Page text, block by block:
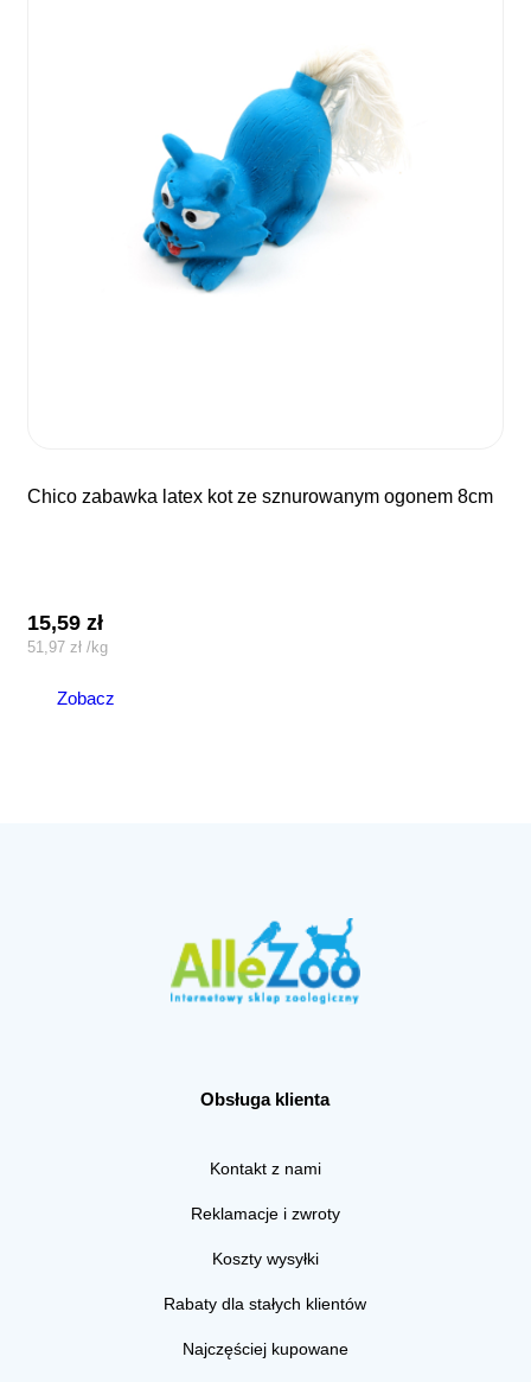
chico zabawka latex kot ze sznurowanym ogonem 8cm
15,59zł
51,97zł /kg
Zobacz
Obsługa klienta
Kontakt z nami
Reklamacje i zwroty
Koszty wysyłki
Rabaty dla stałych klientów
Najczęściej kupowane